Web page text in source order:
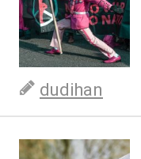
dudihan